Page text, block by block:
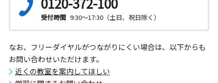
受付時間 9:30～17:30（土日、祝日除く）
なお、フリーダイヤルがつながりにくい場合は、以下からも
お問い合わせいただけます。
近くの教室を案内してほしい